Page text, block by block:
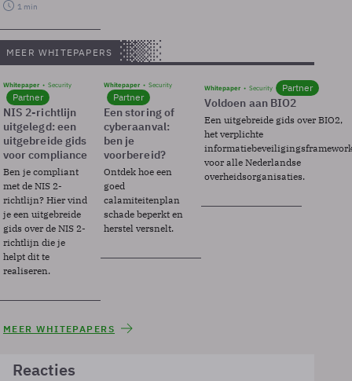
1 min
MEER WHITEPAPERS
Whitepaper Security
Partner
NIS 2-richtlijn
uitgelegd: een
uitgebreide gids
voor compliance
Ben je compliant
met de NIS 2-
richtlijn? Hier vind
je een uitgebreide
gids over de NIS 2-
richtlijn die je
helpt dit te
realiseren.
Whitepaper Security
Partner
Een storing of
cyberaanval:
ben je
voorbereid?
Ontdek hoe een
goed
calamiteitenplan
schade beperkt en
herstel versnelt.
Whitepaper Security Partner
Voldoen aan BIO2
Een uitgebreide gids over BIO2,
het verplichte
voor alle Nederlandse
overheidsorganisaties.
MEER WHITEPAPERS
Reacties